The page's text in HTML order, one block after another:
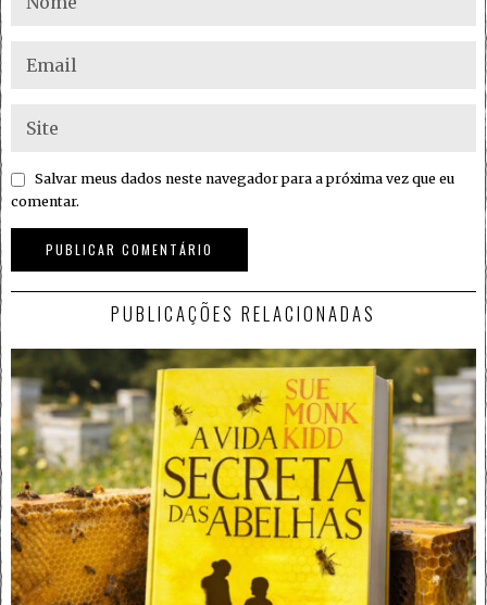
Salvar meus dados neste navegador para a próxima vez que eu
comentar.
PUBLICAÇÕES RELACIONADAS